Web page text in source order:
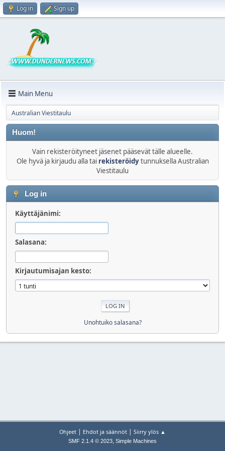
Log in Sign up
Main Menu
Australian Viestitaulu
Huom!
Vain rekisteröityneet jäsenet pääsevät tälle alueelle.
Ole hyvä ja kirjaudu alla tai rekisteröidytunnuksella Australian
Viestitaulu
Log in
Käyttäjänimi:
Salasana:
Kirjautumisajan kesto:
Unohtuiko salasana?
Ohjeet | Ehdot ja säännöt | Siirry ylös ▲
SMF 2.1.4 © 2023, Simple Machines